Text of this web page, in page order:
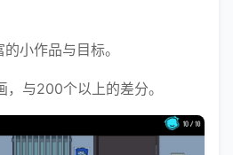
小作品与目标。
与200个以上的差分。